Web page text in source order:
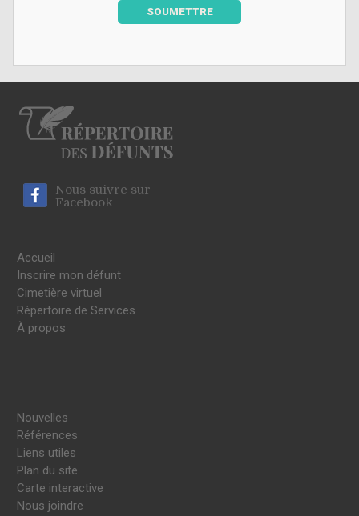
SOUMETTRE
Nous suivre sur
Facebook
Accueil
Inscrire mon défunt
Cimetière virtuel
Répertoire de Services
À propos
Nouvelles
Références
Liens utiles
Plan du site
Carte interactive
Nous joindre